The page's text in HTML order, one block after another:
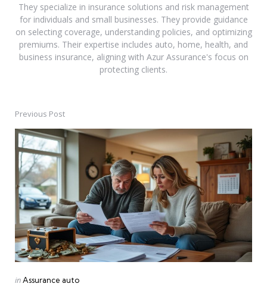
They specialize in insurance solutions and risk management
for individuals and small businesses. They provide guidance
on selecting coverage, understanding policies, and optimizing
premiums. Their expertise includes auto, home, health, and
business insurance, aligning with Azur Assurance's focus on
protecting clients.
Post
navigation
Previous Post
Posted
inAssurance auto